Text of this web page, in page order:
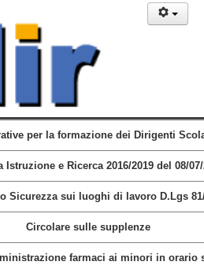
per la formazione dei Dirigenti
Istruzione e Ricerca 2016/2019 del 08/
Sicurezza sui luoghi di lavoro D.Lgs
Circolare sulle supplenze
farmaci ai minori in orario